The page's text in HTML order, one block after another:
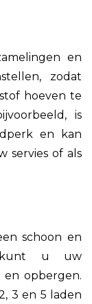
en
zodat
hoeven te
is
en kan
servies of als
schoon en
kunt u uw
en opbergen.
3 en 5 laden